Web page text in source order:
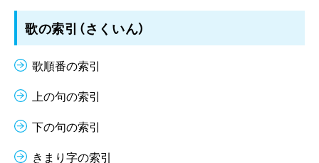
歌の索引（さくいん）
歌順番の索引
上の句の索引
下の句の索引
きまり字の索引